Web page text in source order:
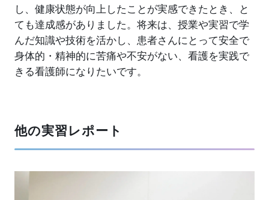
し、健康状態が向上したことが実感できたとき、と
ても達成感がありました。将来は、授業や実習で学
んだ知識や技術を活かし、患者さんにとって安全で
身体的・精神的に苦痛や不安がない、看護を実践で
きる看護師になりたいです。
他の実習レポート